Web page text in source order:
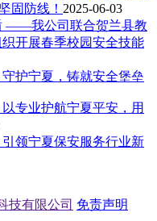
固防线！ 2025-06-03
——我公司联合贺兰县教
开展春季校园安全技能
护宁夏，铸就安全堡垒
专业护航宁夏平安，用
领宁夏保安服务行业新
技有限公司 免责声明